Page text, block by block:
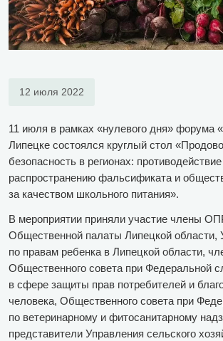
12 июля 2022
11 июля в рамках «нулевого дня» форума
Липецке состоялся круглый стол
безопасность в регионах: противодействие
распространению фальсификата и
за качеством школьного питания».
В мероприятии приняли участие члены
Общественной палаты Липецкой области,
по правам ребенка в Липецкой области,
Общественного совета при Федеральной
в сфере защиты прав потребителей и
человека, Общественного совета при
по ветеринарному и фитосанитарному
представители Управления сельского